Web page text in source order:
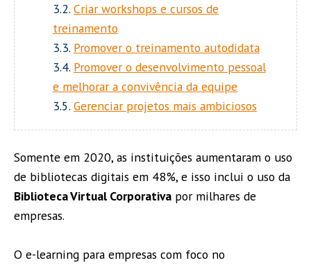
3.2. Criar workshops e cursos de
treinamento
3.3. Promover o treinamento autodidata
3.4. Promover o desenvolvimento pessoal
e melhorar a convivência da equipe
3.5. Gerenciar projetos mais ambiciosos
Somente em 2020, as instituições aumentaram o uso
de bibliotecas digitais em 48%, e isso inclui o uso da
Biblioteca Virtual Corporativa por milhares de
empresas.
O e-learning para empresas com foco no